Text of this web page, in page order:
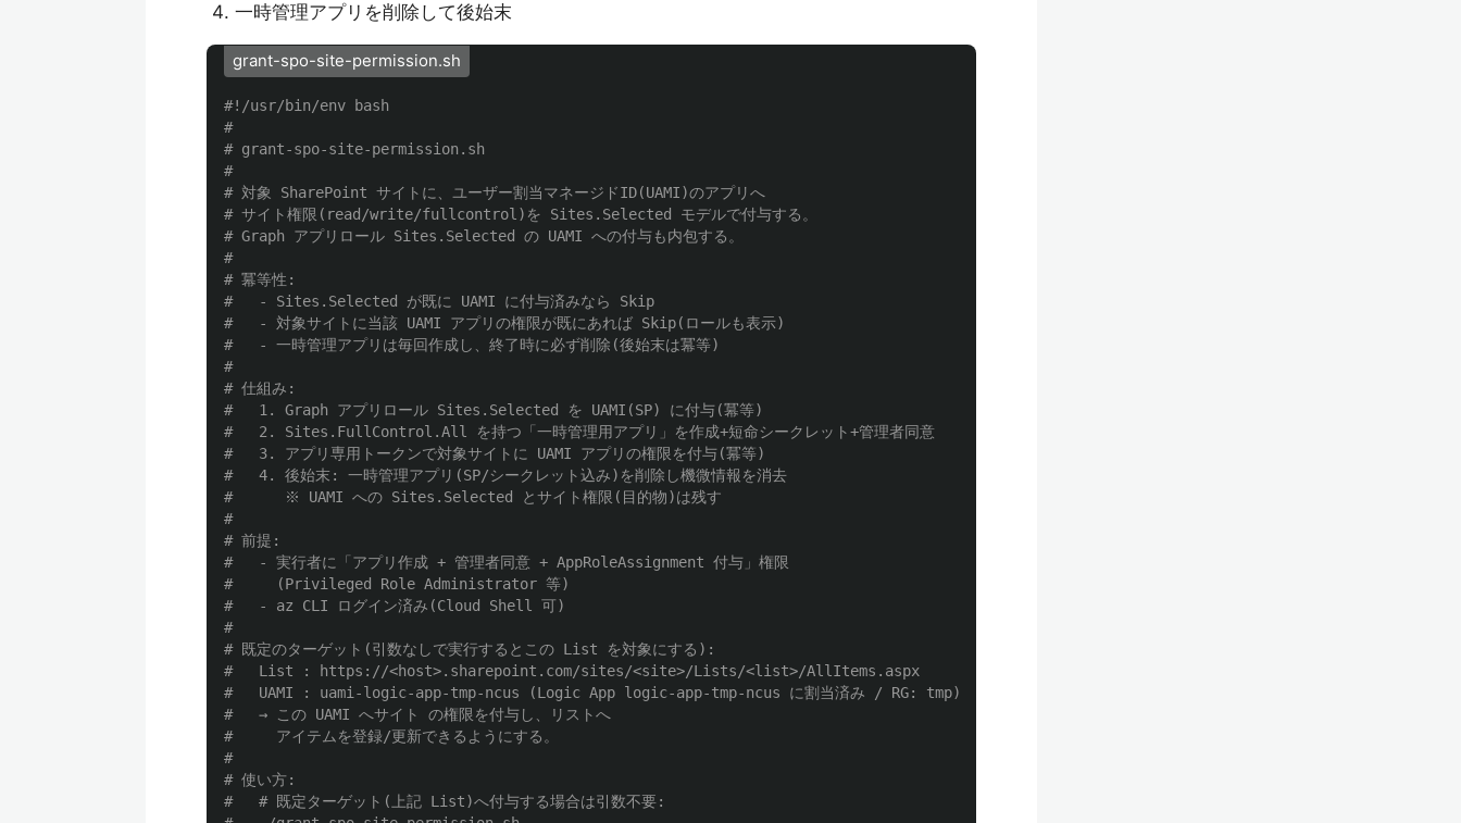
一時管理アプリを削除して後始末
grant-spo-site-permission.sh
#!/usr/bin/env bash
#
# grant-spo-site-permission.sh
#
# 対象 SharePoint サイトに、ユーザー割当マネージドID(UAMI)のアプリへ
# サイト権限(read/write/fullcontrol)を Sites.Selected モデルで付与する。
# Graph アプリロール Sites.Selected の UAMI への付与も内包する。
#
# 冪等性:
#   - Sites.Selected が既に UAMI に付与済みなら Skip
#   - 対象サイトに当該 UAMI アプリの権限が既にあれば Skip(ロールも表示)
#   - 一時管理アプリは毎回作成し、終了時に必ず削除(後始末は冪等)
#
# 仕組み:
#   1. Graph アプリロール Sites.Selected を UAMI(SP) に付与(冪等)
#   2. Sites.FullControl.All を持つ「一時管理用アプリ」を作成+短命シークレット+管理者同意
#   3. アプリ専用トークンで対象サイトに UAMI アプリの権限を付与(冪等)
#   4. 後始末: 一時管理アプリ(SP/シークレット込み)を削除し機微情報を消去
#      ※ UAMI への Sites.Selected とサイト権限(目的物)は残す
#
# 前提:
#   - 実行者に「アプリ作成 + 管理者同意 + AppRoleAssignment 付与」権限
#     (Privileged Role Administrator 等)
#   - az CLI ログイン済み(Cloud Shell 可)
#
# 既定のターゲット(引数なしで実行するとこの List を対象にする):
#   List : https://<host>.sharepoint.com/sites/<site>/Lists/<list>/AllItems.aspx
#   UAMI : uami-logic-app-tmp-ncus (Logic App logic-app-tmp-ncus に割当済み / RG: tmp)
#   → この UAMI へサイト の権限を付与し、リストへ
#     アイテムを登録/更新できるようにする。
#
# 使い方:
#   # 既定ターゲット(上記 List)へ付与する場合は引数不要: